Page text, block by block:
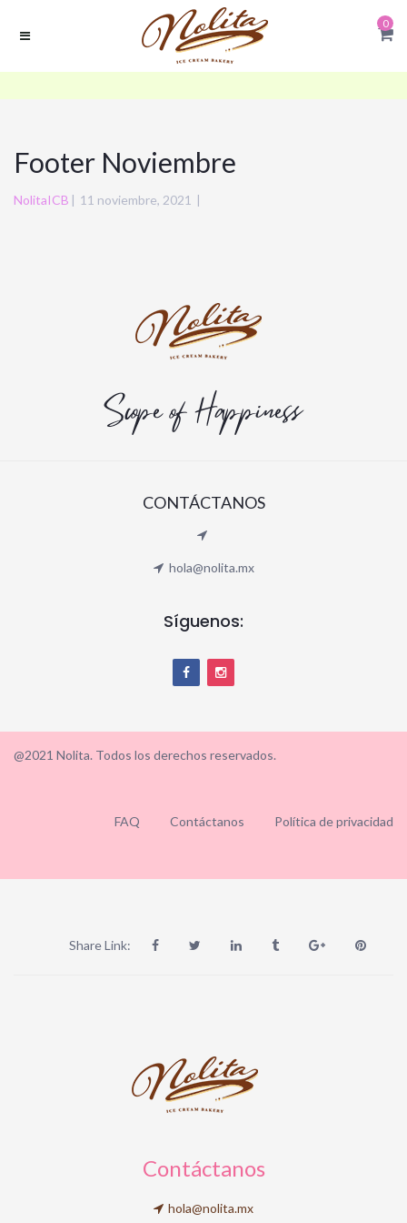
0
Footer Noviembre
NolitaICB | 11 noviembre, 2021 |
Scope of Happiness
CONTÁCTANOS
hola@nolita.mx
Síguenos:
@2021 Nolita. Todos los derechos reservados.
FAQ Contáctanos Política de privacidad
Share Link:
Contáctanos
hola@nolita.mx